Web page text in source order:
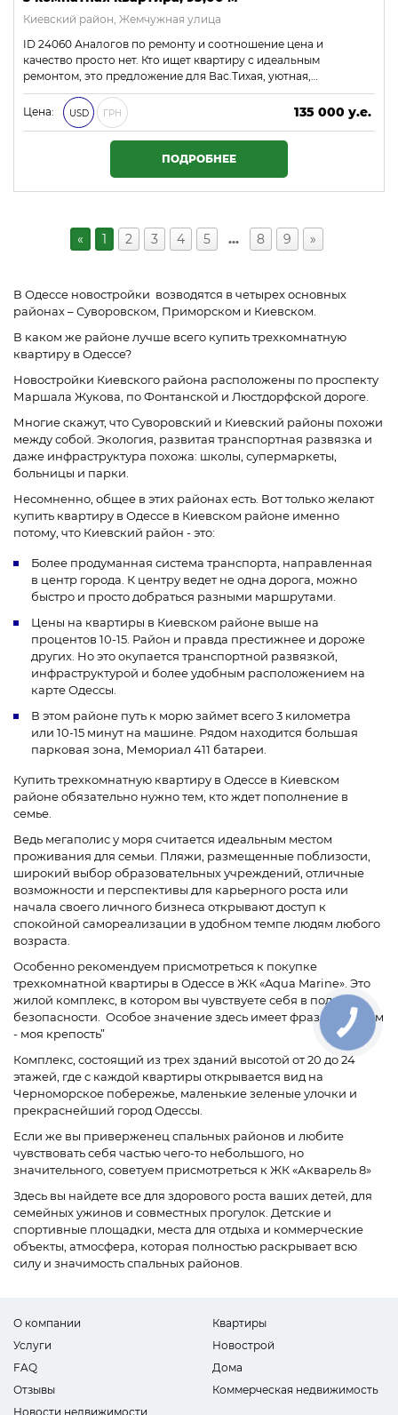
Киевский район, Жемчужная улица
ID 24060 Аналогов по ремонту и соотношение цена и
качество просто нет. Кто ищет квартиру с идеальным
ремонтом, это предложение для Вас.Тихая, уютная,…
Цена: USD ГРН
135 000 у.е.
5 805 000 ₴
ПОДРОБНЕЕ
« 1 2 3 4 5 … 8 9 »
В Одессе новостройки возводятся в четырех основных
районах – Суворовском, Приморском и Киевском.
В каком же районе лучше всего купить трехкомнатную
квартиру в Одессе?
Новостройки Киевского района расположены по проспекту
Маршала Жукова, по Фонтанской и Люстдорфской дороге.
Многие скажут, что Суворовский и Киевский районы похожи
между собой. Экология, развитая транспортная развязка и
даже инфраструктура похожа: школы, супермаркеты,
больницы и парки.
Несомненно, общее в этих районах есть. Вот только желают
купить квартиру в Одессе в Киевском районе именно
потому, что Киевский район - это:
Более продуманная система транспорта, направленная
в центр города. К центру ведет не одна дорога, можно
быстро и просто добраться разными маршрутами.
Цены на квартиры в Киевском районе выше на
процентов 10-15. Район и правда престижнее и дороже
других. Но это окупается транспортной развязкой,
инфраструктурой и более удобным расположением на
карте Одессы.
В этом районе путь к морю займет всего 3 километра
или 10-15 минут на машине. Рядом находится большая
парковая зона, Мемориал 411 батареи.
Купить трехкомнатную квартиру в Одессе в Киевском
районе обязательно нужно тем, кто ждет пополнение в
семье.
Ведь мегаполис у моря считается идеальным местом
проживания для семьи. Пляжи, размещенные поблизости,
широкий выбор образовательных учреждений, отличные
возможности и перспективы для карьерного роста или
начала своего личного бизнеса открывают доступ к
спокойной самореализации в удобном темпе людям любого
возраста.
Особенно рекомендуем присмотреться к покупке
трехкомнатной квартиры в Одессе в ЖК «Aqua Marine». Это
жилой комплекс, в котором вы чувствуете себя в полной
безопасности. Особое значение здесь имеет фраза “мой дом
- моя крепость”
Комплекс, состоящий из трех зданий высотой от 20 до 24
этажей, где с каждой квартиры открывается вид на
Черноморское побережье, маленькие зеленые улочки и
прекраснейший город Одессы.
Если же вы приверженец спальных районов и любите
чувствовать себя частью чего-то небольшого, но
значительного, советуем присмотреться к ЖК «Акварель 8»
Здесь вы найдете все для здорового роста ваших детей, для
семейных ужинов и совместных прогулок. Детские и
спортивные площадки, места для отдыха и коммерческие
объекты, атмосфера, которая полностью раскрывает всю
силу и значимость спальных районов.
О компании
Услуги
FAQ
Отзывы
Новости недвижимости
Квартиры
Новострой
Дома
Коммерческая недвижимость